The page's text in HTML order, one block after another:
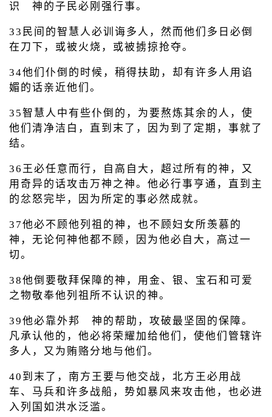
识 神的子民必刚强行事。
33民间的智慧人必训诲多人，然而他们多日必倒
在刀下，或被火烧，或被掳掠抢夺。
34他们仆倒的时候，稍得扶助，却有许多人用谄
媚的话亲近他们。
35智慧人中有些仆倒的，为要熬炼其余的人，使
他们清净洁白，直到末了，因为到了定期，事就了
结。
36王必任意而行，自高自大，超过所有的神，又
用奇异的话攻击万神之神。他必行事亨通，直到主
的忿怒完毕，因为所定的事必然成就。
37他必不顾他列祖的神，也不顾妇女所羡慕的
神，无论何神他都不顾，因为他必自大，高过一
切。
38他倒要敬拜保障的神，用金、银、宝石和可爱
之物敬奉他列祖所不认识的神。
39他必靠外邦 神的帮助，攻破最坚固的保障。
凡承认他的，他必将荣耀加给他们，使他们管辖许
多人，又为贿赂分地与他们。
40到末了，南方王要与他交战，北方王必用战
车、马兵和许多战船，势如暴风来攻击他，也必进
入列国如洪水泛滥。